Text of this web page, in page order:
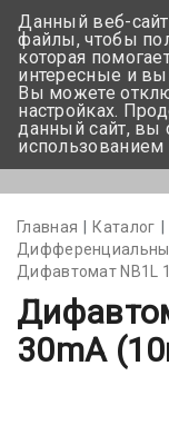
Главная Каталог
Дифавтомат NB1L
30mA
Данный веб-
файлы, чтобы
которая
интересные и
Вы можете
настройках.
данный сайт, вы